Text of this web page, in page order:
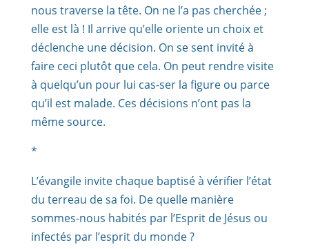
nous traverse la tête. On ne l’a pas cherchée ;
elle est là ! Il arrive qu’elle oriente un choix et
déclenche une décision. On se sent invité à
faire ceci plutôt que cela. On peut rendre visite
à quelqu’un pour lui cas-ser la figure ou parce
qu’il est malade. Ces décisions n’ont pas la
même source.
*
L’évangile invite chaque baptisé à vérifier l’état
du terreau de sa foi. De quelle manière
sommes-nous habités par l’Esprit de Jésus ou
infectés par l’esprit du monde ?